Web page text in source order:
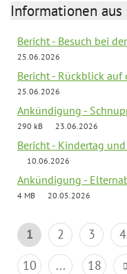
Informationen
Bericht - Besuch bei
25.06.2026
Bericht - Rückblick auf
25.06.2026
Ankündigung -
290 kB
23.06.2026
Bericht - Kindertag
10.06.2026
Ankündigung -
4 MB
20.05.2026
1 2 3 4
10
... 18